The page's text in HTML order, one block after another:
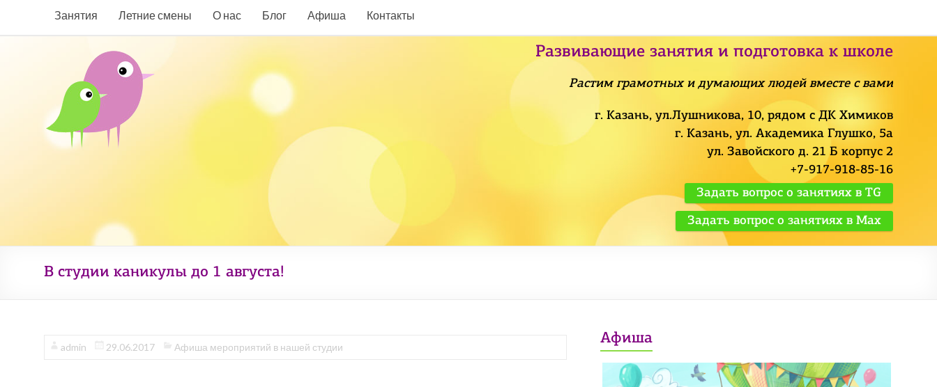
Занятия Летние смены О нас Блог Афиша Контакты
Развивающие занятия и подготовка к школе
Растим грамотных и думающих людей вместе с вами
г. Казань, ул.Лушникова, 10, рядом с ДК Химиков
г. Казань, ул. Академика Глушко, 5а
ул. Завойского д. 21 Б корпус 2
+7-917-918-85-16
Задать вопрос о занятиях в TG
Задать вопрос о занятиях в Max
В студии каникулы до 1 августа!
admin 29.06.2017 Афиша мероприятий в нашей студии
Афиша